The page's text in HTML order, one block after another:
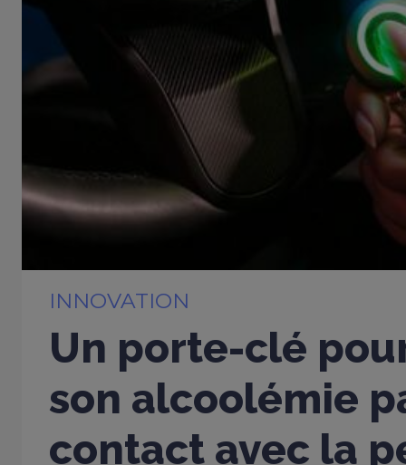
INNOVATION
Un porte-clé
son alcoolémie
contact avec la